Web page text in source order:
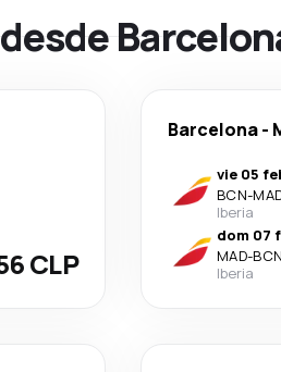
CLP
Barcelona-
vie 05
BCN-
Iberia
dom 07
MAD-BCN
Iberia